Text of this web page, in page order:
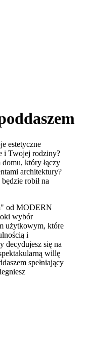
estetyczne
i Twojej rodziny?
który łączy
architektury?
robił na
od MODERN
wybór
użytkowym, które
i
decydujesz się na
willę
spełniający